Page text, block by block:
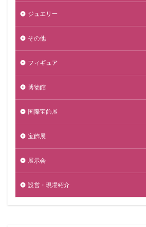
ジュエリー
その他
フィギュア
博物館
国際宝飾展
宝飾展
展示会
設営・現場紹介